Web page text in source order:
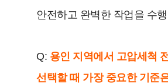
안전하고 완벽한 작업을 수
Q: 용인 지역에서 고압세척
선택할 때 가장 중요한 기준